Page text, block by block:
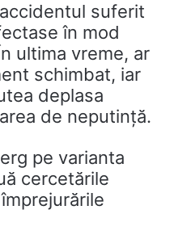
suferit
în mod
ultima vreme, ar
schimbat, iar
deplasa
de neputință.
pe varianta
cercetările